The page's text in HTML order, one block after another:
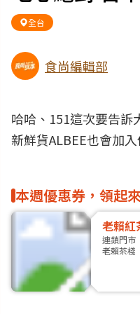
全台
食尚編輯部
哈哈、151這次要告訴
新鮮貨ALBEE也會加
本週優惠券，領起來
老賴紅
連鎖門市
老賴茶棧